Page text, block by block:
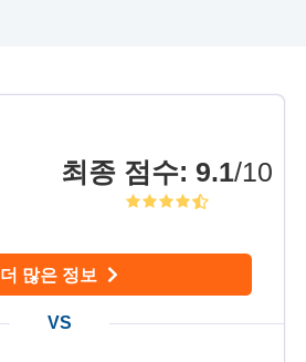
최종 점수: 9.1/10
더 많은 정보